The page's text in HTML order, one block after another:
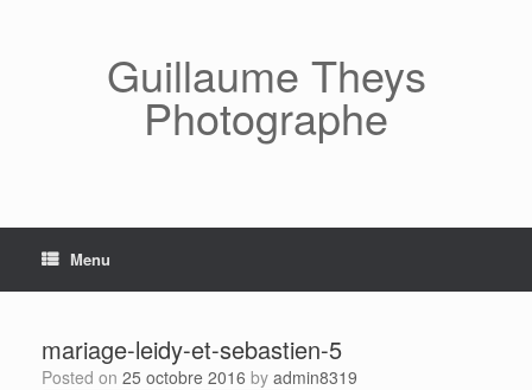
Guillaume Theys
Photographe
Menu
mariage-leidy-et-sebastien-5
Posted on 25 octobre 2016 by admin8319